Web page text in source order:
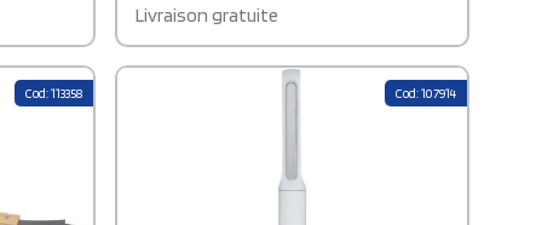
papier recyclé ligné de 80 g/m², ainsi qu'une
boucle pour stylo, une fermeture élastique,
un marque-page en ruban et une poche en
accordéon. Couverture personnalisable
avec le logo ou le motif d'entreprise de
Livraison gratuite
Cod: 113358 Cod: 107914